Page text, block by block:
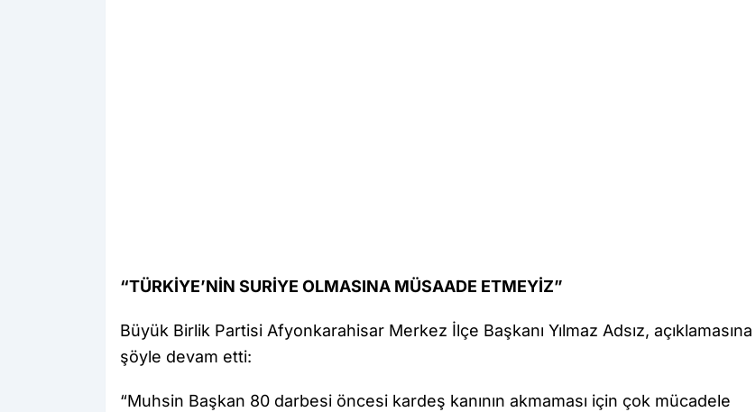
“TÜRKİYE’NİN SURİYE OLMASINA MÜSAADE ETMEYİZ”
Büyük Birlik Partisi Afyonkarahisar Merkez İlçe Başkanı Yılmaz Adsız, açıklamasına
şöyle devam etti:
“Muhsin Başkan 80 darbesi öncesi kardeş kanının akmaması için çok mücadele